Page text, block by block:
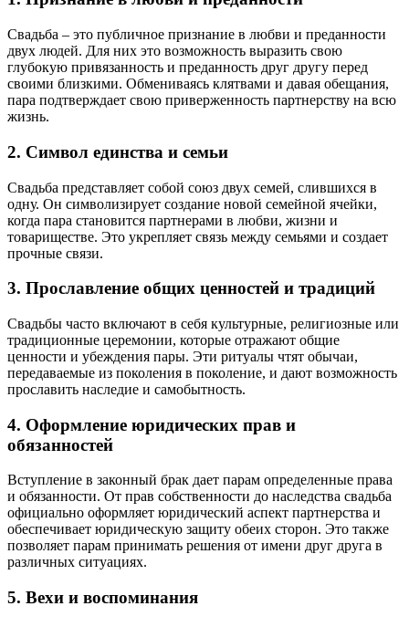
Свадьба – это публичное признание в любви и преданности
двух людей. Для них это возможность выразить свою
глубокую привязанность и преданность друг другу перед
своими близкими. Обмениваясь клятвами и давая обещания,
пара подтверждает свою приверженность партнерству на всю
жизнь.
2. Символ единства и семьи
Свадьба представляет собой союз двух семей, слившихся в
одну. Он символизирует создание новой семейной ячейки,
когда пара становится партнерами в любви, жизни и
товариществе. Это укрепляет связь между семьями и создает
прочные связи.
3. Прославление общих ценностей и традиций
Свадьбы часто включают в себя культурные, религиозные или
традиционные церемонии, которые отражают общие
ценности и убеждения пары. Эти ритуалы чтят обычаи,
передаваемые из поколения в поколение, и дают возможность
прославить наследие и самобытность.
4. Оформление юридических прав и
обязанностей
Вступление в законный брак дает парам определенные права
и обязанности. От прав собственности до наследства свадьба
официально оформляет юридический аспект партнерства и
обеспечивает юридическую защиту обеих сторон. Это также
позволяет парам принимать решения от имени друг друга в
различных ситуациях.
5. Вехи и воспоминания